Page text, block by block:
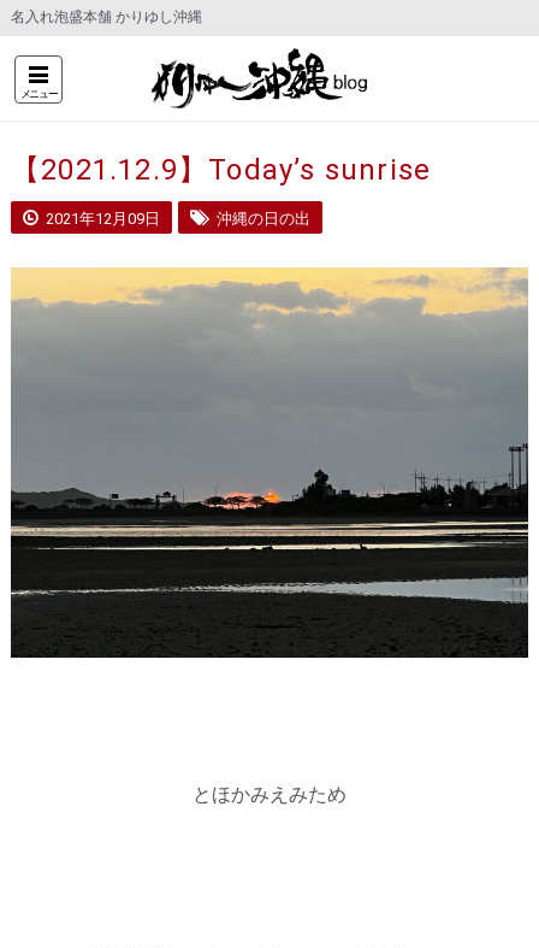
名入れ泡盛本舗 かりゆし沖縄
メニュー
【2021.12.9】Today’s sunrise
2021年12月09日 沖縄の日の出
とほかみえみため